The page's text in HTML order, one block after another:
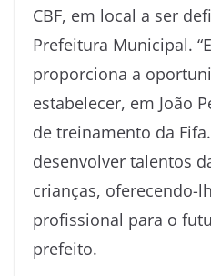
CBF, em local a ser
Prefeitura Municipal.
proporciona a
estabelecer, em João
de treinamento da
desenvolver talentos
crianças, oferecendo-
profissional para o
prefeito.